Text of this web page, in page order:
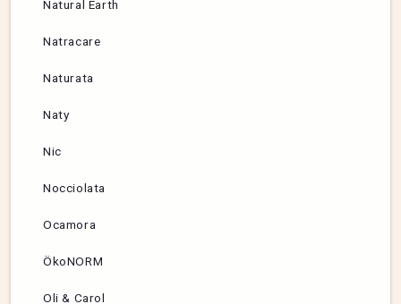
Natural Earth
Natracare
Naturata
Naty
Nic
Nocciolata
Ocamora
ÖkoNORM
Oli & Carol